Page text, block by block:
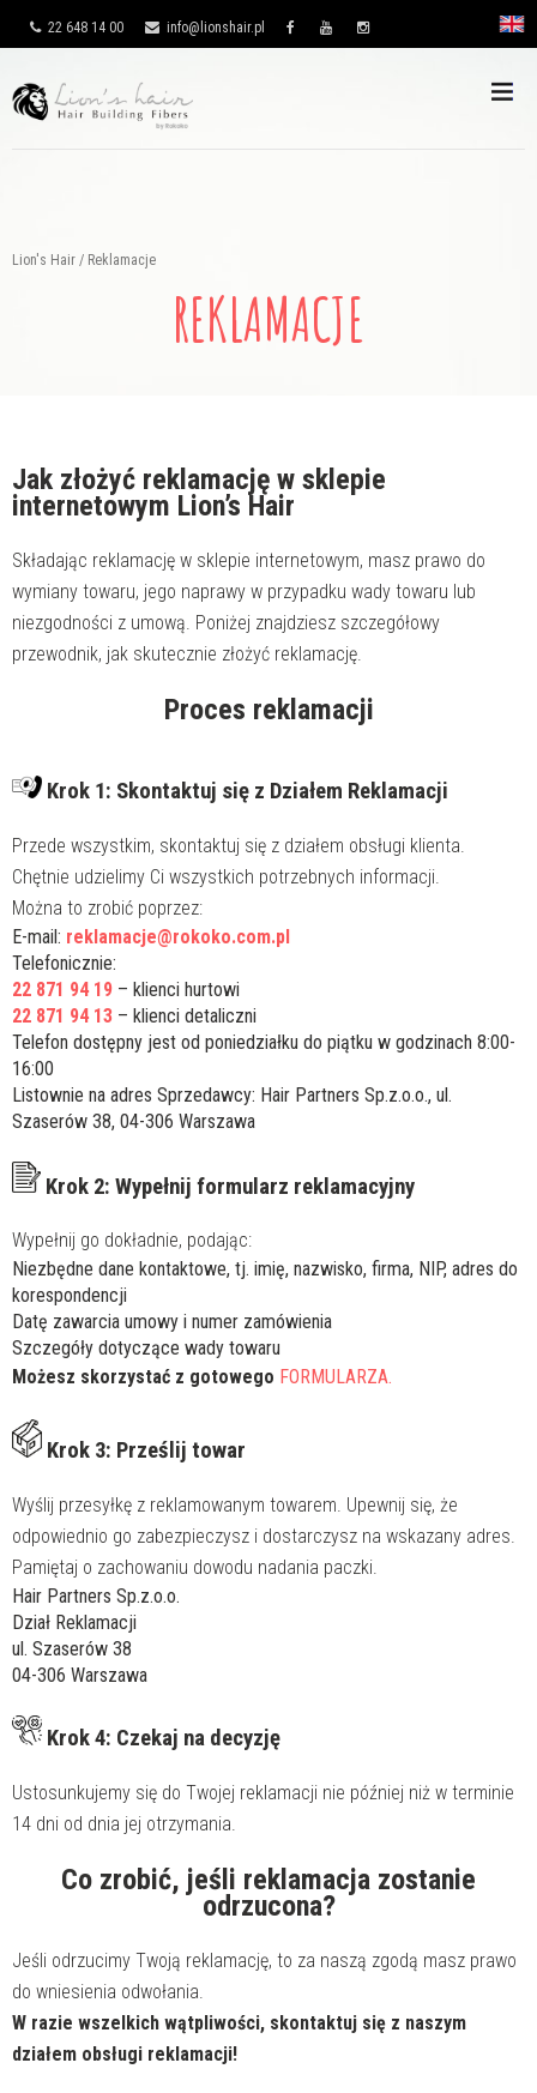
22 648 14 00 info@lionshair.pl
Lion's Hair / Reklamacje
REKLAMACJE
Jak złożyć reklamację w sklepie
internetowym Lion’s Hair
Składając reklamację w sklepie internetowym, masz prawo do
wymiany towaru, jego naprawy w przypadku wady towaru lub
niezgodności z umową. Poniżej znajdziesz szczegółowy
przewodnik, jak skutecznie złożyć reklamację.
Proces reklamacji
Krok 1: Skontaktuj się z Działem Reklamacji
Przede wszystkim, skontaktuj się z działem obsługi klienta.
Chętnie udzielimy Ci wszystkich potrzebnych informacji.
Można to zrobić poprzez:
E-mail: reklamacje@rokoko.com.pl
Telefonicznie:
22 871 94 19 – klienci hurtowi
22 871 94 13 – klienci detaliczni
Telefon dostępny jest od poniedziałku do piątku w godzinach 8:00-
16:00
Listownie na adres Sprzedawcy: Hair Partners Sp.z.o.o., ul.
Szaserów 38, 04-306 Warszawa
Krok 2: Wypełnij formularz reklamacyjny
Wypełnij go dokładnie, podając:
Niezbędne dane kontaktowe, tj. imię, nazwisko, firma, NIP, adres do
korespondencji
Datę zawarcia umowy i numer zamówienia
Szczegóły dotyczące wady towaru
Możesz skorzystać z gotowego FORMULARZA.
Krok 3: Prześlij towar
Wyślij przesyłkę z reklamowanym towarem. Upewnij się, że
odpowiednio go zabezpieczysz i dostarczysz na wskazany adres.
Pamiętaj o zachowaniu dowodu nadania paczki.
Hair Partners Sp.z.o.o.
Dział Reklamacji
ul. Szaserów 38
04-306 Warszawa
Krok 4: Czekaj na decyzję
Ustosunkujemy się do Twojej reklamacji nie później niż w terminie
14 dni od dnia jej otrzymania.
Co zrobić, jeśli reklamacja zostanie
odrzucona?
Jeśli odrzucimy Twoją reklamację, to za naszą zgodą masz prawo
do wniesienia odwołania.
W razie wszelkich wątpliwości, skontaktuj się z naszym
działem obsługi reklamacji!